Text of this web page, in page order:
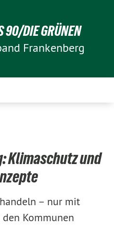
90/DIE GRÜNEN
Frankenberg
Klimaschutz und
– nur mit
Kommunen